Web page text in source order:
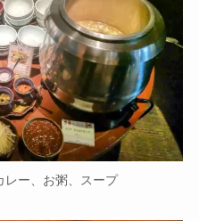
ー、お粥、スープ